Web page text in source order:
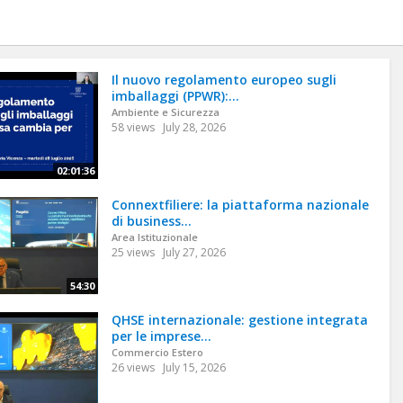
02:01:36
Il nuovo regolamento europeo sugli
imballaggi (PPWR):...
Ambiente e Sicurezza
58 views July 28, 2026
54:30
Connextfiliere: la piattaforma nazionale
di business...
Area Istituzionale
25 views July 27, 2026
QHSE internazionale: gestione integrata
per le imprese...
Commercio Estero
26 views July 15, 2026